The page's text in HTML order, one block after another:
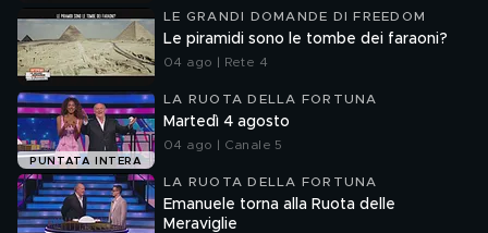
LE GRANDI DOMANDE DI FREEDOM
Le piramidi sono le tombe dei faraoni?
04 ago | Rete 4
PUNTATA INTERA
LA RUOTA DELLA FORTUNA
Martedì 4 agosto
04 ago | Canale 5
LA RUOTA DELLA FORTUNA
Emanuele torna alla Ruota delle
Meraviglie